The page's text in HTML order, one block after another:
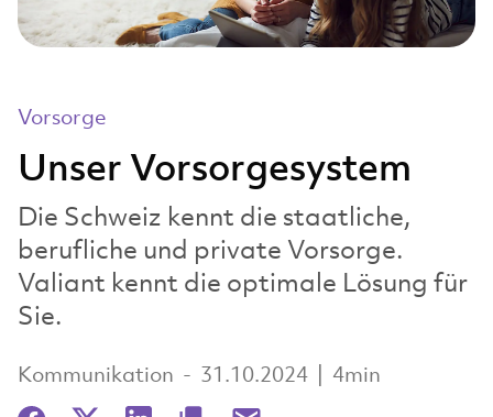
Vorsorge
Unser Vorsorgesystem
Die Schweiz kennt die staatliche,
berufliche und private Vorsorge.
Valiant kennt die optimale Lösung für
Sie.
Kommunikation - 31.10.2024 | 4min